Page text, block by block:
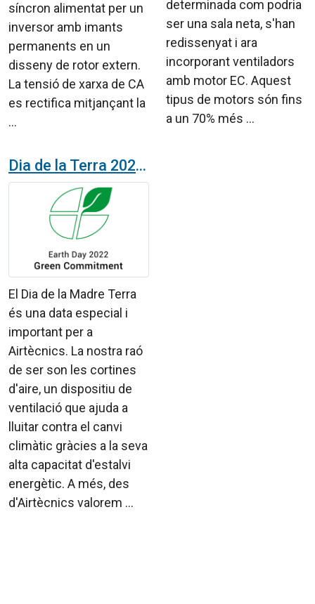
síncron alimentat per un
inversor amb imants
permanents en un
disseny de rotor extern.
La tensió de xarxa de CA
es rectifica mitjançant la
...
determinada com podria
ser una sala neta, s'han
redissenyat i ara
incorporant ventiladors
amb motor EC. Aquest
tipus de motors són fins
a un 70% més ...
Dia de la Terra 2022 en Airtècnics
El Dia de la Madre Terra
és una data especial i
important per a
Airtècnics. La nostra raó
de ser son les cortines
d'aire, un dispositiu de
ventilació que ajuda a
lluitar contra el canvi
climàtic gràcies a la seva
alta capacitat d'estalvi
energètic. A més, des
d'Airtècnics valorem ...